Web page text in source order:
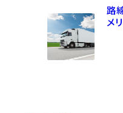
路
メ